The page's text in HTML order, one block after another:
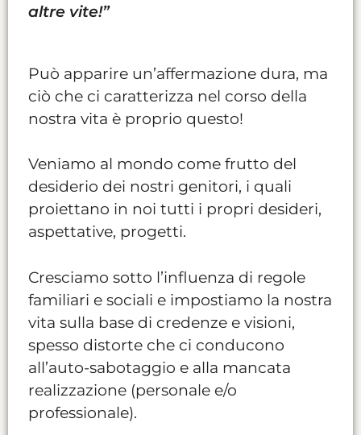
altre vite!”
Può apparire un’affermazione dura, ma
ciò che ci caratterizza nel corso della
nostra vita è proprio questo!
Veniamo al mondo come frutto del
desiderio dei nostri genitori, i quali
proiettano in noi tutti i propri desideri,
aspettative, progetti.
Cresciamo sotto l’influenza di regole
familiari e sociali e impostiamo la nostra
vita sulla base di credenze e visioni,
spesso distorte che ci conducono
all’auto-sabotaggio e alla mancata
realizzazione (personale e/o
professionale).